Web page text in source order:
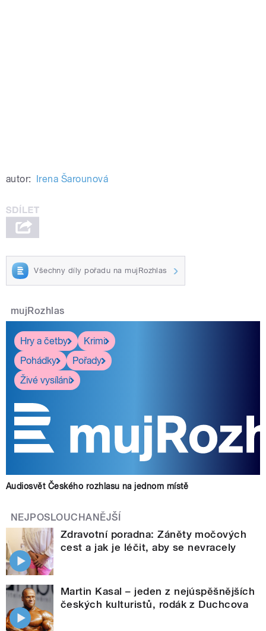
autor: Irena Šarounová
Všechny díly pořadu na mujRozhlas
mujRozhlas
Hry a četby
Krimi
Pohádky
Pořady
Živé vysílání
Audiosvět Českého rozhlasu na jednom místě
NEJPOSLOUCHANĚJŠÍ
Zdravotní poradna: Záněty močových
cest a jak je léčit, aby se nevracely
Martin Kasal – jeden z nejúspěšnějších
českých kulturistů, rodák z Duchcova